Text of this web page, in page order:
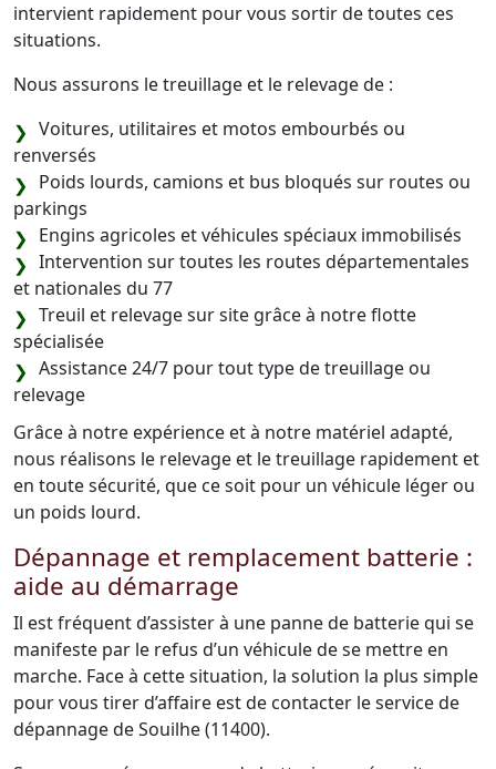
intervient rapidement pour vous sortir de toutes ces
situations.
Nous assurons le treuillage et le relevage de :
Voitures, utilitaires et motos embourbés ou
renversés
Poids lourds, camions et bus bloqués sur routes ou
parkings
Engins agricoles et véhicules spéciaux immobilisés
Intervention sur toutes les routes départementales
et nationales du 77
Treuil et relevage sur site grâce à notre flotte
spécialisée
Assistance 24/7 pour tout type de treuillage ou
relevage
Grâce à notre expérience et à notre matériel adapté,
nous réalisons le relevage et le treuillage rapidement et
en toute sécurité, que ce soit pour un véhicule léger ou
un poids lourd.
Dépannage et remplacement batterie :
aide au démarrage
Il est fréquent d’assister à une panne de batterie qui se
manifeste par le refus d’un véhicule de se mettre en
marche. Face à cette situation, la solution la plus simple
pour vous tirer d’affaire est de contacter le service de
dépannage de Souilhe (11400).